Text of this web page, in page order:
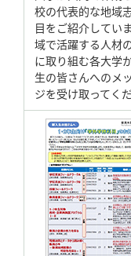
校の代表的な地域
目をご紹介してい
域で活躍する人材
に取り組む各大学
生の皆さんへのメ
ジを受け取ってく